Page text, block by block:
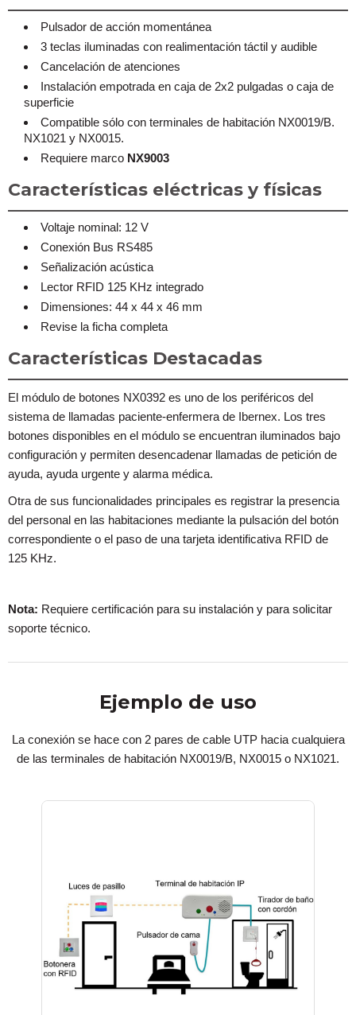
Pulsador de acción momentánea
3 teclas iluminadas con realimentación táctil y audible
Cancelación de atenciones
Instalación empotrada en caja de 2x2 pulgadas o caja de
superficie
Compatible sólo con terminales de habitación NX0019/B.
NX1021 y NX0015.
Requiere marco NX9003
Características eléctricas y físicas
Voltaje nominal: 12 V
Conexión Bus RS485
Señalización acústica
Lector RFID 125 KHz integrado
Dimensiones: 44 x 44 x 46 mm
Revise la ficha completa
Características Destacadas
El módulo de botones NX0392 es uno de los periféricos del
sistema de llamadas paciente-enfermera de Ibernex. Los tres
botones disponibles en el módulo se encuentran iluminados bajo
configuración y permiten desencadenar llamadas de petición de
ayuda, ayuda urgente y alarma médica.
Otra de sus funcionalidades principales es registrar la presencia
del personal en las habitaciones mediante la pulsación del botón
correspondiente o el paso de una tarjeta identificativa RFID de
125 KHz.
Nota: Requiere certificación para su instalación y para solicitar
soporte técnico.
Ejemplo de uso
La conexión se hace con 2 pares de cable UTP hacia cualquiera
de las terminales de habitación NX0019/B, NX0015 o NX1021.